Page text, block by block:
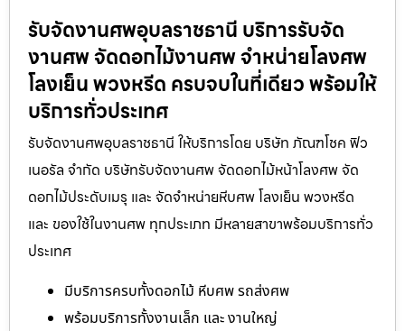
รับจัดงานศพอุบลราชธานี บริการรับจัด
งานศพ จัดดอกไม้งานศพ จำหน่ายโลงศพ
โลงเย็น พวงหรีด ครบจบในที่เดียว พร้อมให้
บริการทั่วประเทศ
รับจัดงานศพอุบลราชธานี ให้บริการโดย บริษัท ภัณฑโชค ฟิว
เนอรัล จำกัด บริษัทรับจัดงานศพ จัดดอกไม้หน้าโลงศพ จัด
ดอกไม้ประดับเมรุ และ จัดจำหน่ายหีบศพ โลงเย็น พวงหรีด
และ ของใช้ในงานศพ ทุกประเภท มีหลายสาขาพร้อมบริการทั่ว
ประเทศ
มีบริการครบทั้งดอกไม้ หีบศพ รถส่งศพ
พร้อมบริการทั้งงานเล็ก และ งานใหญ่